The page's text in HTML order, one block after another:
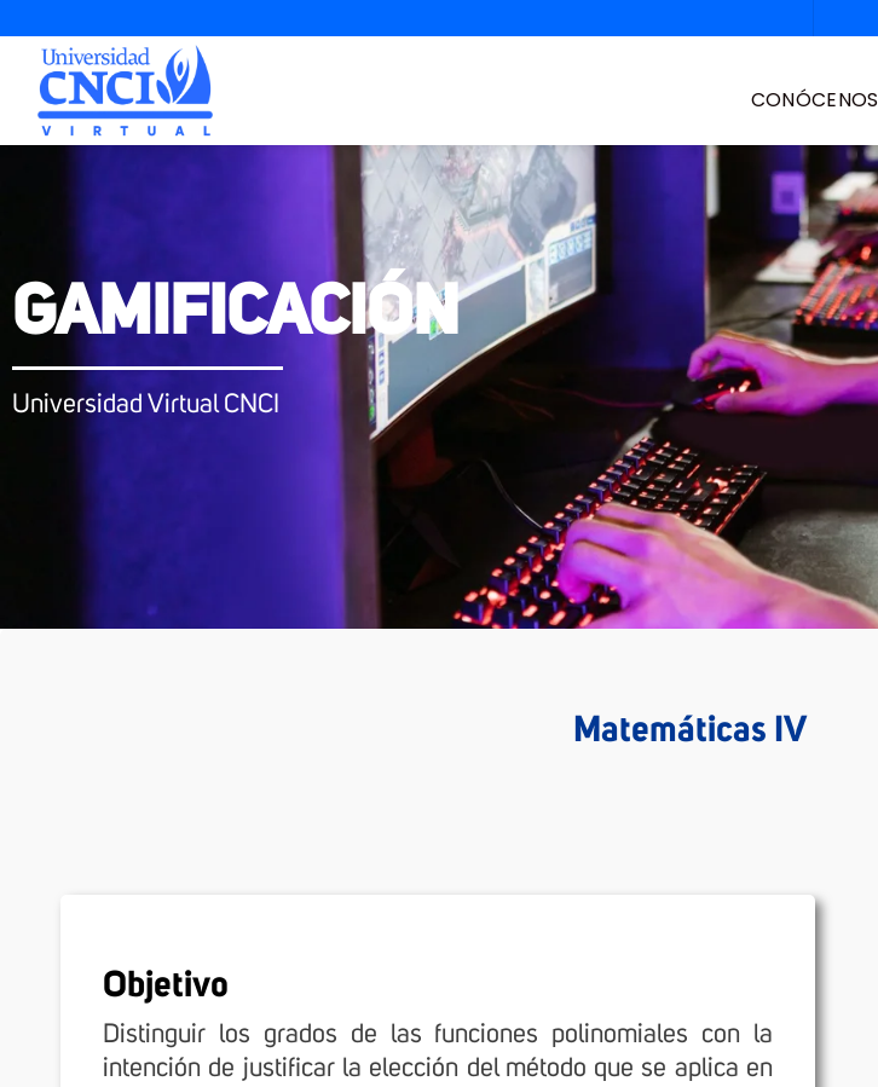
CONÓCENOS
GAMIFICACIÓN
Universidad Virtual CNCI
Matemáticas IV
Objetivo
Distinguir los grados de las funciones polinomiales con la
intención de justificar la elección del método que se aplica en